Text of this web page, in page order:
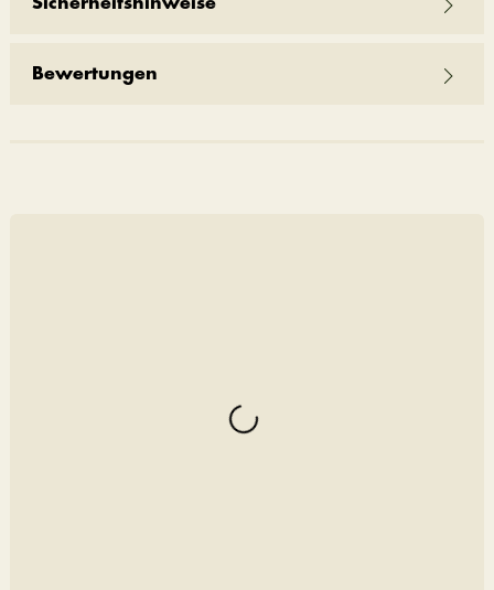
Bewertungen